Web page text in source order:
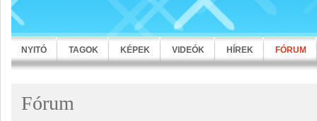
NYITÓ TAGOK KÉPEK VIDEÓK HÍREK FÓRUM
Fórum